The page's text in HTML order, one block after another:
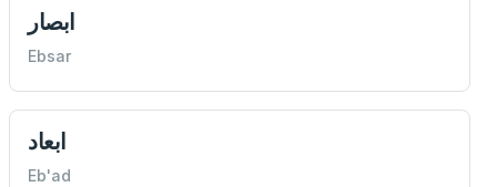
ابصار
Ebsar
ابعاد
Eb'ad